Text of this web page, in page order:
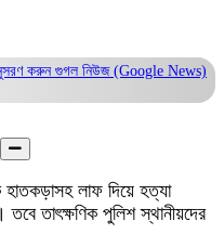
করুন গুগল নিউজ (Google News)
লাফ দিয়ে হত্যা
তবে তাৎক্ষণিক পুলিশ স্থানীয়দের